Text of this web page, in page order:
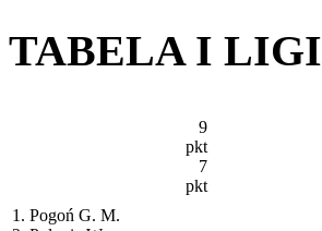
TABELA I LIGI
1. Pogoń G. M.
9
pkt
7
pkt